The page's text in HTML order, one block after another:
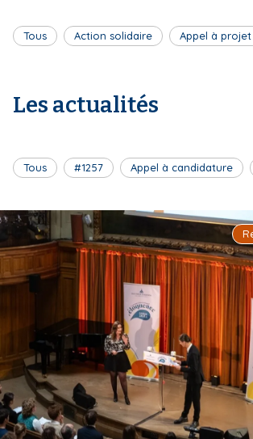
Tous Action solidaire Appel à projet
Les actualités
Tous #1257 Appel à candidature